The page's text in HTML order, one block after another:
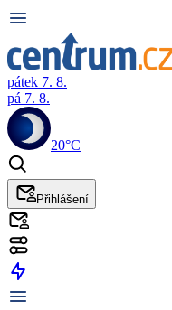
pátek 7. 8.
pá 7. 8.
20°C
Přihlášení